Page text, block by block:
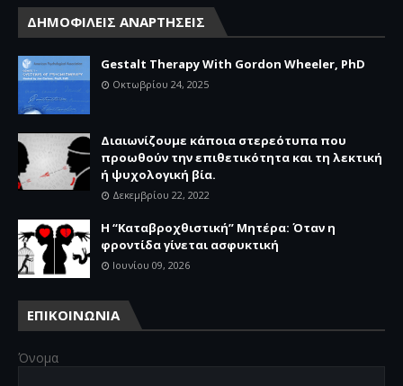
ΔΗΜΟΦΙΛΕΙΣ ΑΝΑΡΤΗΣΕΙΣ
Gestalt Therapy With Gordon Wheeler, PhD
Οκτωβρίου 24, 2025
Διαιωνίζουμε κάποια στερεότυπα που
προωθούν την επιθετικότητα και τη λεκτική
ή ψυχολογική βία.
Δεκεμβρίου 22, 2022
Η “Καταβροχθιστική” Mητέρα: Όταν η
φροντίδα γίνεται ασφυκτική
Ιουνίου 09, 2026
ΕΠΙΚΟΙΝΩΝΙΑ
Όνομα